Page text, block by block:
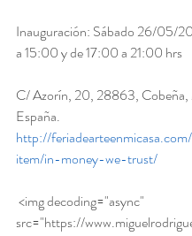
Inauguración: Sábado 26/05/
a 15:00 y de 17:00 a 21:00 hrs
C/ Azorín, 20, 28863,
España.
http://
item/in-money-we-trust/
src="https://